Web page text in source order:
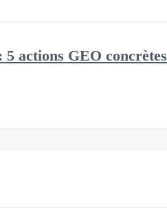
actions GEO concrètes